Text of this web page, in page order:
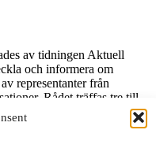
av tidningen Aktuell
och informera om
representanter från
Rådet träffas tre till
säkerhetsfrågor.